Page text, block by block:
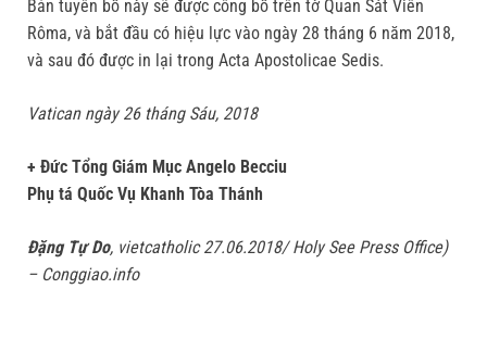
Bản tuyên bố này sẽ được công bố trên tờ Quan Sát Viên
Rôma, và bắt đầu có hiệu lực vào ngày 28 tháng 6 năm 2018,
và sau đó được in lại trong Acta Apostolicae Sedis.
Vatican ngày 26 tháng Sáu, 2018
+ Đức Tổng Giám Mục Angelo Becciu
Phụ tá Quốc Vụ Khanh Tòa Thánh
Đặng Tự Do, vietcatholic 27.06.2018/ Holy See Press Office)
– Conggiao.info